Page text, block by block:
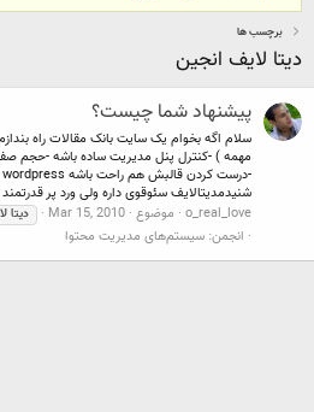
برچسب ها
دیتا لایف انجین
پیشنهاد شما چیست؟
سلام اگه بخوام یک سایت بانک مقالات راه
مهمه ) -کنترل پنل مدیریت ساده باشه -حجم
شنیدمدیتالایف سئوقوی داره ولی ورد پر
o_real_love موضوع Mar 15, 2010 دیتا
انجمن: سیستم‌های مدیریت محتوا